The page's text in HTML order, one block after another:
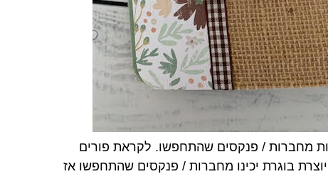
מחברות / פנקסים שהתחפשו. לקראת פורים
יוצרת בוגרת יכינו מחברות / פנקסים שהתחפשו אז